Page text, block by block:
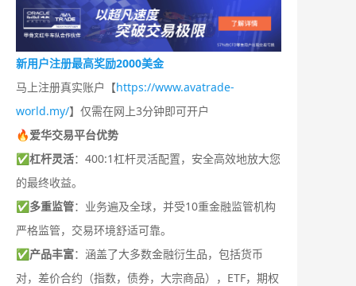
新用户注册最高奖励2000美金
马上注册真实账户【https://www.avatrade-
world.my/】仅需在网上3分钟即可开户
🔥爱华交易平台优势
✅杠杆灵活：400:1杠杆灵活配置，安全高效地放大您
的最终收益。
✅多重监管：业务遍及全球，并受10重金融监管机构
严格监管，交易环境舒适可靠。
✅产品丰富：涵盖了大多数金融衍生品，包括货币
对，差价合约（指数，债券，大宗商品），ETF，期权